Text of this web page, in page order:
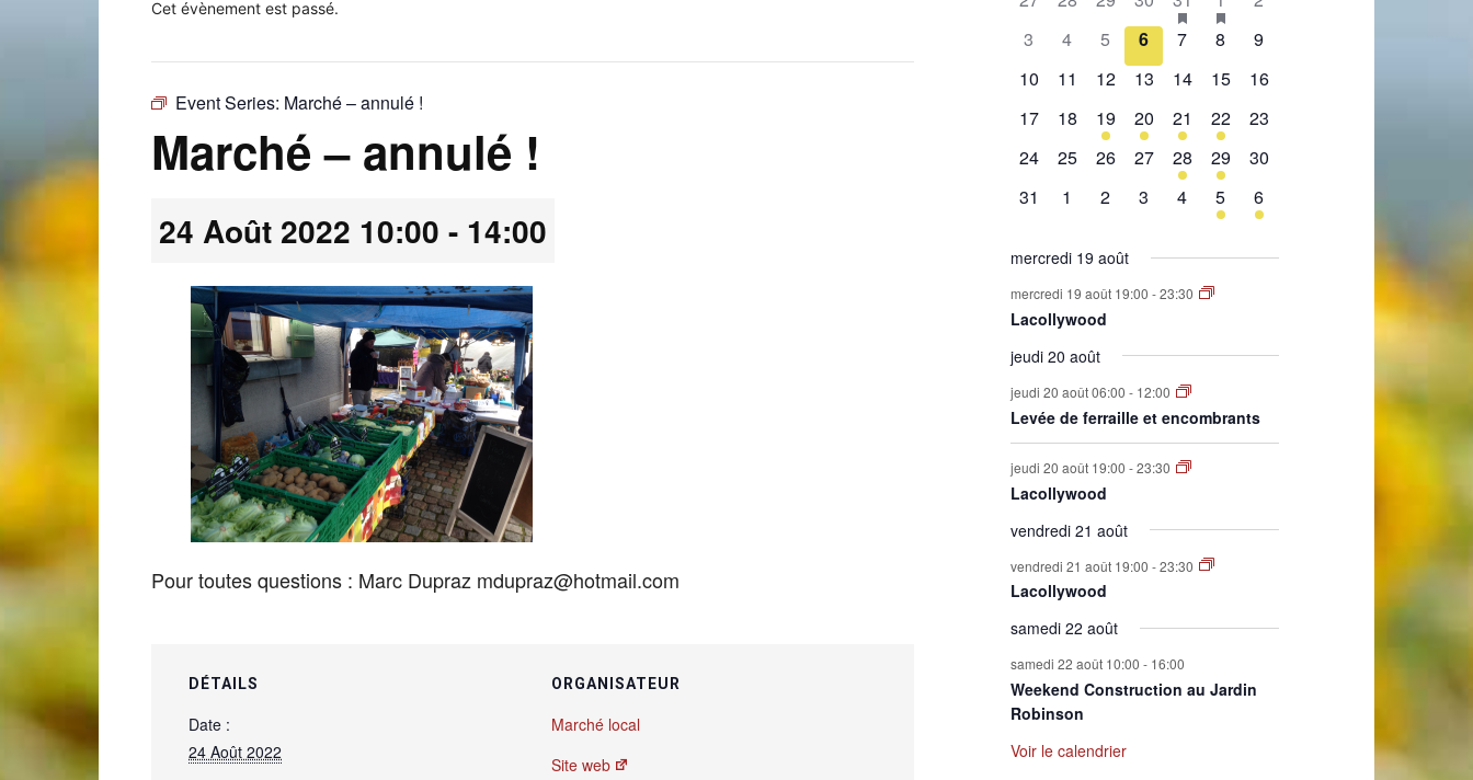
Laconnex
Cet évènement est passé.
Event Series: Marché – annulé !
Marché – annulé !
24 Août 2022 10:00 - 14:00
Pour toutes questions : Marc Dupraz mdupraz@hotmail.com
DÉTAILS
Date :
24 Août 2022
ORGANISATEUR
Marché local
Site web
de
Évènements
évènement,évènement,
évènement,
évènement,évènements,
0
3
0
évènement,
4
0
évènement,
5
0
évènement,
6
0
7
0
8
0
9
0
10
0
11
0
12
0
13
0
14
0
15
0
16
0
évènement,
17
0
évènement,
18
1
évènement,
19
2
évènements,
20
1
évènement,
21
2
évènements,
22
0
23
0
24
0
25
0
évènement,
26
0
évènement,
27
1
évènement,
28
1
évènement,
29
0
30
0
31
0
1
0
2
0
évènement,
3
0
évènement,
4
1
évènement,
5
1
évènement,
6
mercredi 19 août
mercredi 19 août 19:00 -23:30
Lacollywood
jeudi 20 août
jeudi 20 août 06:00 - 12:00
Levée de ferraille et encombrants
jeudi 20 août 19:00 -23:30
Lacollywood
vendredi 21 août
vendredi 21 août 19:00 -23:30
Lacollywood
samedi 22 août
samedi 22 août 10:00 - 16:00
Weekend Construction au Jardin
Robinson
Voir le calendrier